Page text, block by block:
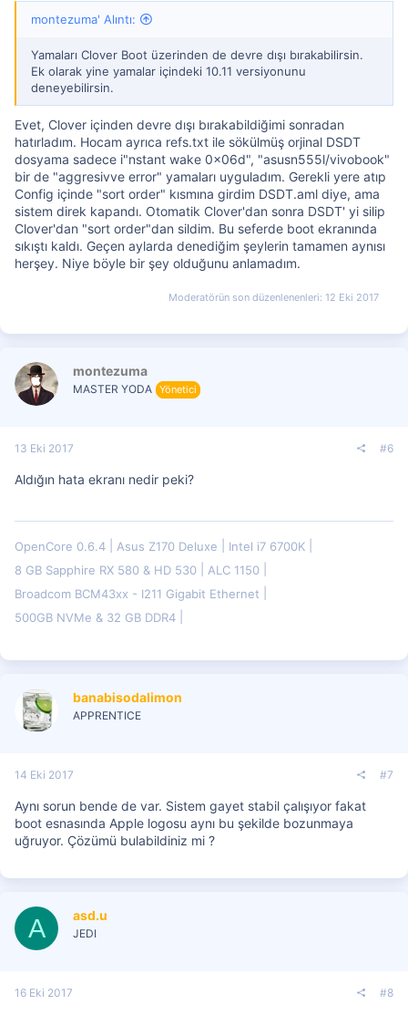
montezuma' Alıntı:
Yamaları Clover Boot üzerinden de devre dışı bırakabilirsin.
Ek olarak yine yamalar içindeki 10.11 versiyonunu
deneyebilirsin.
Evet, Clover içinden devre dışı bırakabildiğimi sonradan
hatırladım. Hocam ayrıca refs.txt ile sökülmüş orjinal DSDT
dosyama sadece i"nstant wake 0x06d", "asusn555l/vivobook"
bir de "aggresivve error" yamaları uyguladım. Gerekli yere atıp
Config içinde "sort order" kısmına girdim DSDT.aml diye, ama
sistem direk kapandı. Otomatik Clover'dan sonra DSDT' yi silip
Clover'dan "sort order"dan sildim. Bu seferde boot ekranında
sıkıştı kaldı. Geçen aylarda denediğim şeylerin tamamen aynısı
herşey. Niye böyle bir şey olduğunu anlamadım.
Moderatörün son düzenlenenleri: 12 Eki 2017
montezuma
MASTER YODA Yönetici
13 Eki 2017 #6
Aldığın hata ekranı nedir peki?
OpenCore 0.6.4 Asus Z170 Deluxe
Intel i7 6700K
8 GB Sapphire RX 580 & HD 530
ALC 1150
Broadcom BCM43xx - I211 Gigabit Ethernet
500GB NVMe & 32 GB DDR4
banabisodalimon
APPRENTICE
14 Eki 2017 #7
Aynı sorun bende de var. Sistem gayet stabil çalışıyor fakat
boot esnasında Apple logosu aynı bu şekilde bozunmaya
uğruyor. Çözümü bulabildiniz mi ?
A asd.u
JEDI
16 Eki 2017 #8